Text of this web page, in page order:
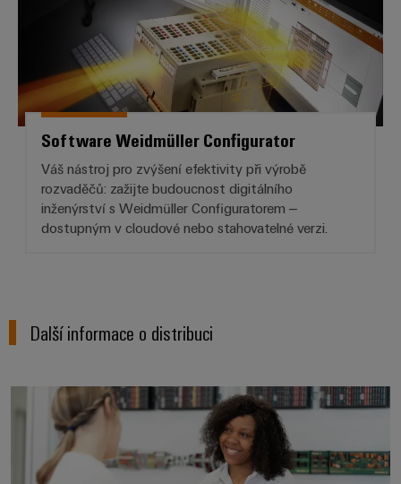
Software Weidmüller Configurator
Váš nástroj pro zvýšení efektivity při výrobě
rozvaděčů: zažijte budoucnost digitálního
inženýrství s Weidmüller Configuratorem –
dostupným v cloudové nebo stahovatelné verzi.
Další informace o distribuci
Přehled distribuce